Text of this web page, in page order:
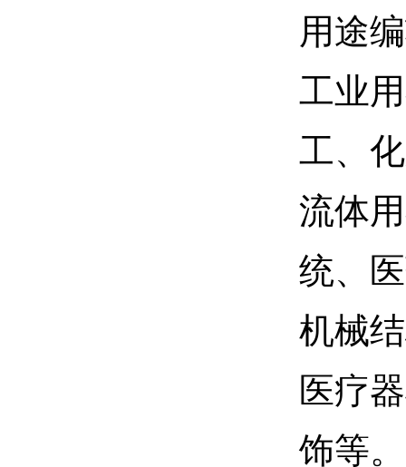
用途
工业
工、
流体
统、
机械
医疗
饰等。